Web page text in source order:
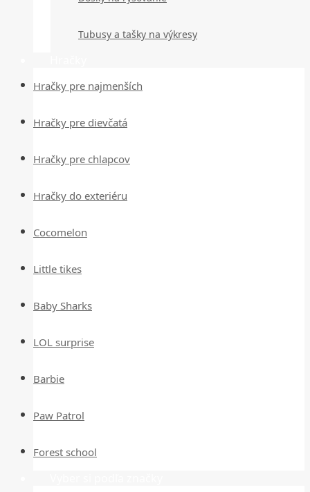
Tubusy a tašky na výkresy
Hračky pre najmenších
Hračky pre dievčatá
Hračky pre chlapcov
Hračky do exteriéru
Cocomelon
Little tikes
Baby Sharks
LOL surprise
Barbie
Paw Patrol
Forest school